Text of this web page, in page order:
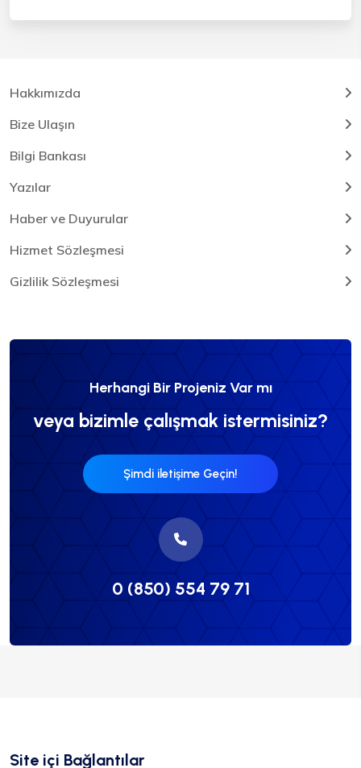
Hakkımızda
Bize Ulaşın
Bilgi Bankası
Yazılar
Haber ve Duyurular
Hizmet Sözleşmesi
Gizlilik Sözleşmesi
Herhangi Bir Projeniz Var mı
veya bizimle çalışmak istermisiniz?
Şimdi iletişime Geçin!
0 (850) 554 79 71
Site içi Bağlantılar